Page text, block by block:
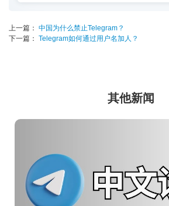
上一篇： 中国为什么禁止Telegram？
下一篇： Telegram如何通过用户名加人？
其他新闻